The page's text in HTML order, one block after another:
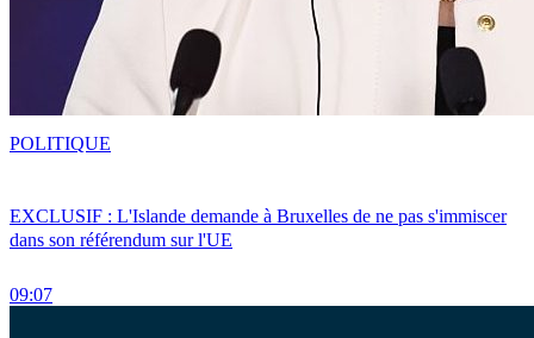
EXCLUSIF : L'Islande demande à Bruxelles de ne pas s'immiscer
dans son référendum sur l'UE
09:07
POLITIQUE